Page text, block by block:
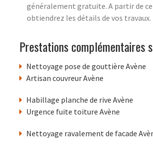
généralement gratuite. A partir de ce
obtiendrez les détails de vos travaux.
Prestations complémentaires
Nettoyage pose de gouttière Avène
Artisan couvreur Avène
Habillage planche de rive Avène
Urgence fuite toiture Avène
Nettoyage ravalement de facade